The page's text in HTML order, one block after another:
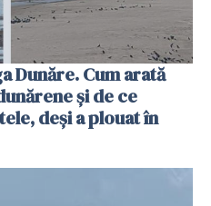
Dunăre. Cum arată
și de ce
deși a plouat în